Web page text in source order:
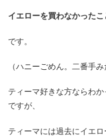
イエローを買わなかった
です。
（ハニーごめん。二番手み
ティーマ好きな方ならわ
ですが、
ティーマには過去にイエ